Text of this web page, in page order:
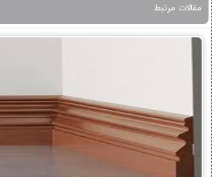
مقالات مرتبط